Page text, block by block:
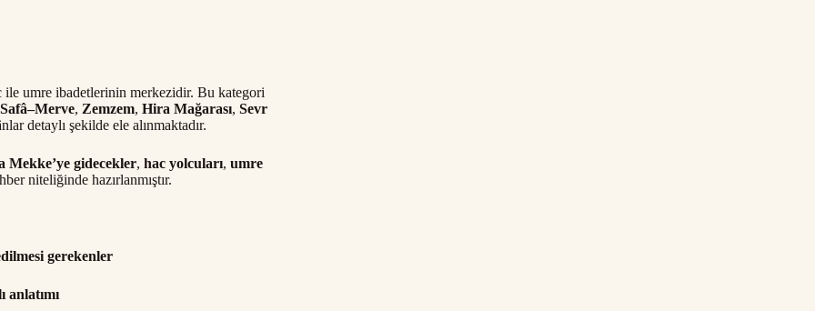
umre ibadetlerinin merkezidir. Bu kategori
Safâ–Merve, Zemzem, Hira Mağarası, Sevr
detaylı şekilde ele alınmaktadır.
Mekke’ye gidecekler, hac yolcuları, umre
niteliğinde hazırlanmıştır.
gerekenler
anlatımı